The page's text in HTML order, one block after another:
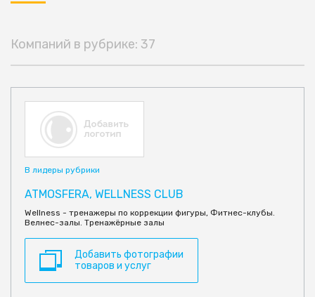
Компаний в рубрике: 37
В лидеры рубрики
ATMOSFERA, WELLNESS CLUB
Wellness - тренажеры по коррекции фигуры, Фитнес-клубы.
Велнес-залы. Тренажёрные залы
Добавить фотографии
товаров и услуг